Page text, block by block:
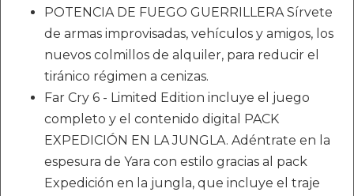
POTENCIA DE FUEGO GUERRILLERA Sírvete
de armas improvisadas, vehículos y amigos, los
nuevos colmillos de alquiler, para reducir el
tiránico régimen a cenizas.
Far Cry 6 - Limited Edition incluye el juego
completo y el contenido digital PACK
EXPEDICIÓN EN LA JUNGLA. Adéntrate en la
espesura de Yara con estilo gracias al pack
Expedición en la jungla, que incluye el traje